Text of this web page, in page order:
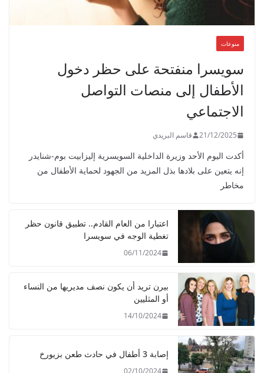
منوعات
سويسرا منفتحة على حظر دخول
الأطفال إلى منصات التواصل
الاجتماعي
21/12/2025 قاسم البريدي
أكدت اليوم الأحد وزيرة الداخلية السويسرية إليزابيت بوم-شنايدر
إنه يتعين على بلادها بذل المزيد من الجهود لحماية الأطفال من
مخاطر
اعتبارا من العام القادم.. تطبيق قانون حظر
تغطية الوجه في سويسرا
06/11/2024
بيرن تريد أن يكون نصف مديريها من النساء
أو المثليين
14/10/2024
إصابة 3 أطفال في حادث طعن بزيورخ